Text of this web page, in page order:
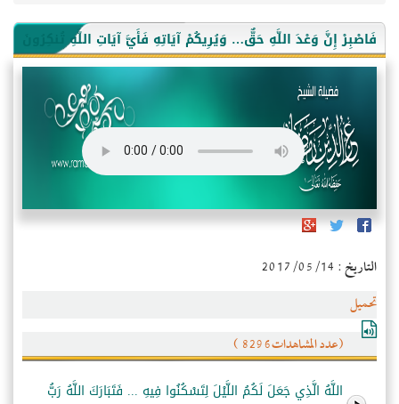
فَاصْبِرْ إِنَّ وَعْدَ اللَّهِ حَقٌّ… وَيُرِيكُمْ آيَاتِهِ فَأَيَّ آيَاتِ اللَّهِ تُنكِرُونَ
التاريخ : 2017/05/14
تحميل
(عدد المشاهدات8296 )
اللَّهُ الَّذِي جَعَلَ لَكُمُ اللَّيْلَ لِتَسْكُنُوا فِيهِ ... فَتَبَارَكَ اللَّهُ رَبُّ